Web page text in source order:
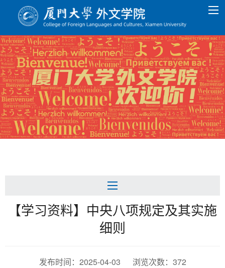
【学习资料】中央八项规定及其实施
细则
发布时间：2025-04-03 浏览次数： 372